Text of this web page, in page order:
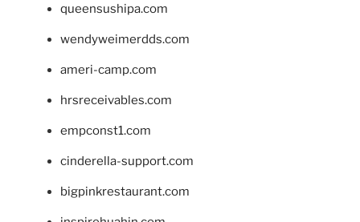
queensushipa.com
wendyweimerdds.com
ameri-camp.com
hrsreceivables.com
empconst1.com
cinderella-support.com
bigpinkrestaurant.com